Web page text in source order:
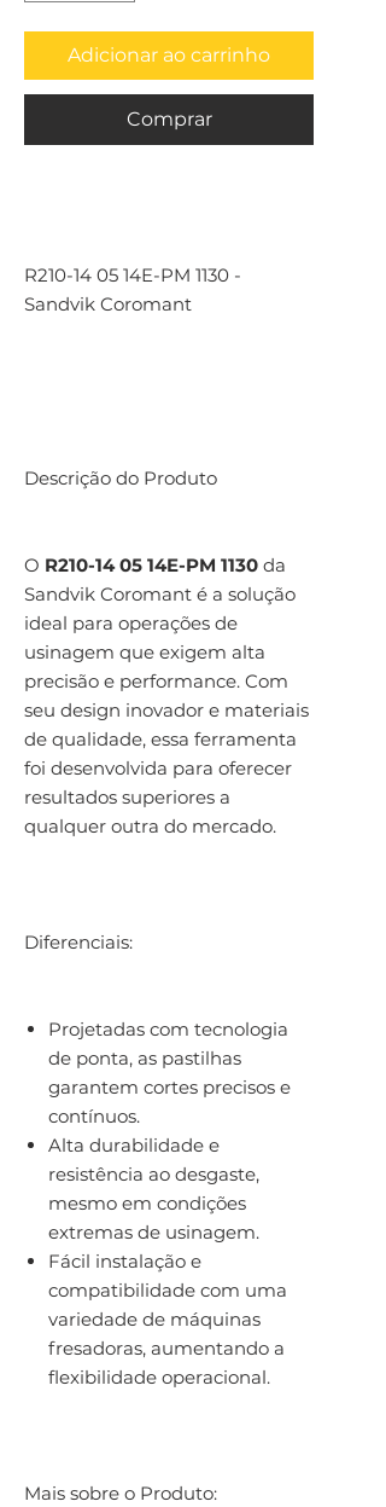
Adicionar ao carrinho
Comprar
R210-14 05 14E-PM 1130 -
Sandvik Coromant
Descrição do Produto
O R210-14 05 14E-PM 1130 da
Sandvik Coromant é a solução
ideal para operações de
usinagem que exigem alta
precisão e performance. Com
seu design inovador e materiais
de qualidade, essa ferramenta
foi desenvolvida para oferecer
resultados superiores a
qualquer outra do mercado.
Diferenciais:
Projetadas com tecnologia
de ponta, as pastilhas
garantem cortes precisos e
contínuos.
Alta durabilidade e
resistência ao desgaste,
mesmo em condições
extremas de usinagem.
Fácil instalação e
compatibilidade com uma
variedade de máquinas
fresadoras, aumentando a
flexibilidade operacional.
Mais sobre o Produto: